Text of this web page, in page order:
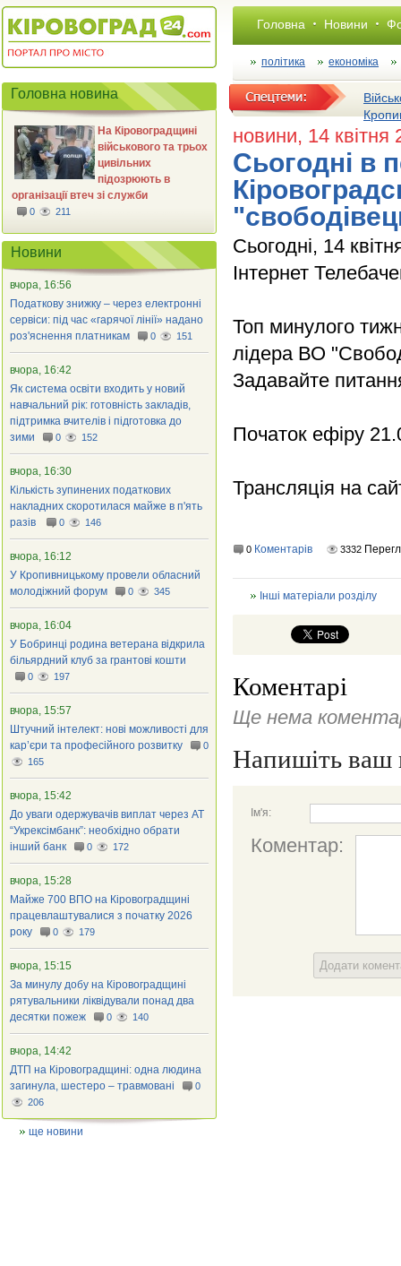
Головна Новини
політика економіка
новини, 14 квітня
Сьогодні в
Сьогодні, 14
Інтернет
Топ минулого
лідера ВО
Задавайте
Початок ефіру
Трансляція на
0 Коментарів 3332
Інші матеріали розділу
Коментарі
Ще нема
Напишіть ваш
Ім'я:
Коментар:
Додати
Головна новина
На Кіровоградщині
військового та трьох
цивільних
підозрюють в
організації втеч зі служби
0 211
Новини
вчора, 16:56
Податкову знижку – через електронні
сервіси: під час «гарячої лінії» надано
роз'яснення платникам
0 151
вчора, 16:42
Як система освіти входить у новий
навчальний рік: готовність закладів,
підтримка вчителів і підготовка до
зими
0 152
вчора, 16:30
Кількість зупинених податкових
накладних скоротилася майже в п'ять
разів
0 146
вчора, 16:12
У Кропивницькому провели обласний
молодіжний форум
0 345
вчора, 16:04
У Бобринці родина ветерана відкрила
більярдний клуб за грантові кошти
0 197
вчора, 15:57
Штучний інтелект: нові можливості для
кар’єри та професійного розвитку
0
165
вчора, 15:42
До уваги одержувачів виплат через АТ
“Укрексімбанк”: необхідно обрати
інший банк
0 172
вчора, 15:28
Майже 700 ВПО на Кіровоградщині
працевлаштувалися з початку 2026
року
0 179
вчора, 15:15
За минулу добу на Кіровоградщині
рятувальники ліквідували понад два
десятки пожеж
0 140
вчора, 14:42
ДТП на Кіровоградщині: одна людина
загинула, шестеро – травмовані
0
206
ще новини